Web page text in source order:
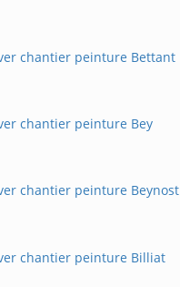
chantier peinture Bettant
chantier peinture Bey
chantier peinture Beynost
chantier peinture Billiat